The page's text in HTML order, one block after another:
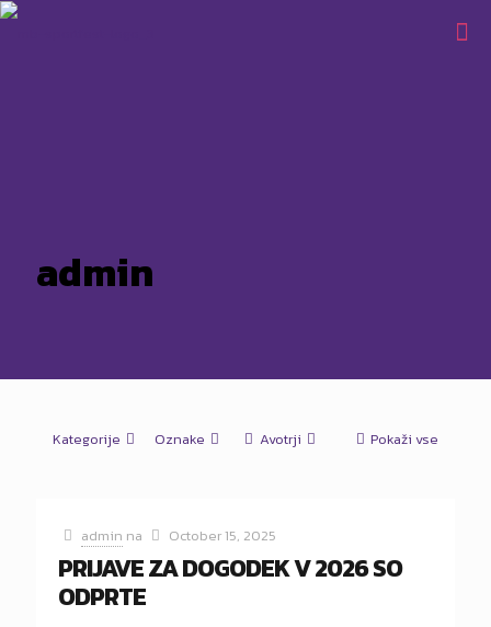
admin
Kategorije Oznake Avotrji Pokaži vse
admin na October 15, 2025
PRIJAVE ZA DOGODEK V 2026 SO
ODPRTE